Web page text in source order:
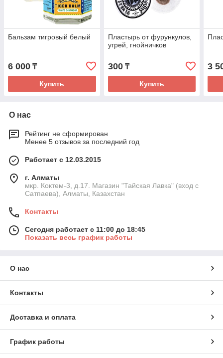
Бальзам тигровый белый
6 000 ₸
Купить
Пластырь от фурункулов,
угрей, гнойничков
300₸
Купить
3
О нас
Рейтинг не сформирован
Менее 5 отзывов за последний год
Работает с 12.03.2015
г. Алматы
мкр. Коктем-3, д.17. Магазин "Тайская Лавка" (вход с
Сатпаева), Алматы, Казахстан
Контакты
Сегодня работает с 11:00 до 18:45
Показать весь график работы
О нас
Контакты
Доставка и оплата
График работы